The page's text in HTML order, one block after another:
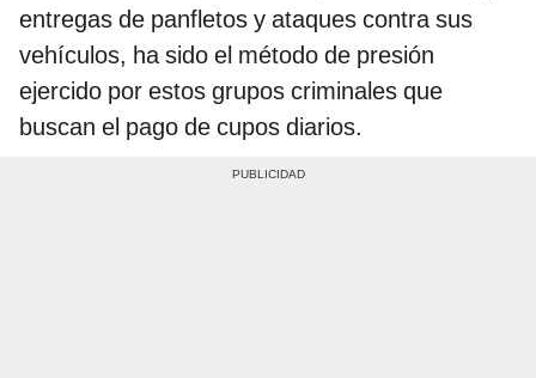
entregas de panfletos y ataques contra sus
vehículos, ha sido el método de presión
ejercido por estos grupos criminales que
buscan el pago de cupos diarios.